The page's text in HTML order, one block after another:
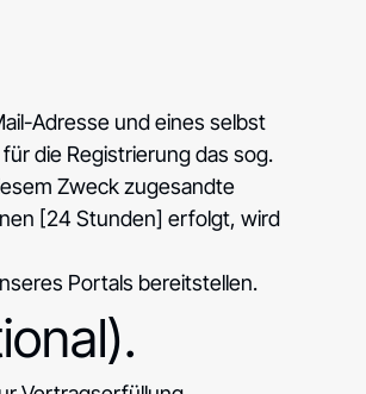
Adresse und eines selbst
die Registrierung das sog.
Zweck zugesandte
[24 Stunden] erfolgt, wird
Portals bereitstellen.